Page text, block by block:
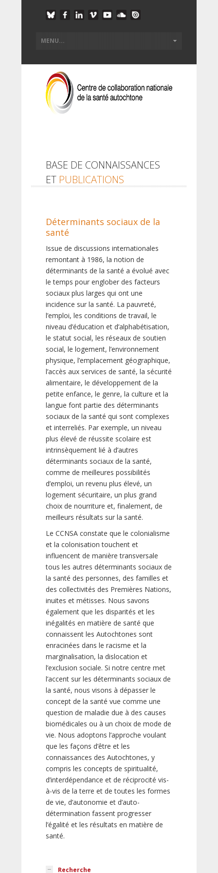
BASE DE CONNAISSANCES
ET PUBLICATIONS
Déterminants sociaux de la
santé
Issue de discussions internationales
remontant à 1986, la notion de
déterminants de la santé a évolué avec
le temps pour englober des facteurs
sociaux plus larges qui ont une
incidence sur la santé. La pauvreté,
l’emploi, les conditions de travail, le
niveau d’éducation et d’alphabétisation,
le statut social, les réseaux de soutien
social, le logement, l’environnement
physique, l’emplacement géographique,
l’accès aux services de santé, la sécurité
alimentaire, le développement de la
petite enfance, le genre, la culture et la
langue font partie des déterminants
sociaux de la santé qui sont complexes
et interreliés. Par exemple, un niveau
plus élevé de réussite scolaire est
intrinsèquement lié à d’autres
déterminants sociaux de la santé,
comme de meilleures possibilités
d’emploi, un revenu plus élevé, un
logement sécuritaire, un plus grand
choix de nourriture et, finalement, de
meilleurs résultats sur la santé.
Le CCNSA constate que le colonialisme
et la colonisation touchent et
influencent de manière transversale
tous les autres déterminants sociaux de
la santé des personnes, des familles et
des collectivités des Premières Nations,
inuites et métisses. Nous savons
également que les disparités et les
inégalités en matière de santé que
connaissent les Autochtones sont
enracinées dans le racisme et la
marginalisation, la dislocation et
l’exclusion sociale. Si notre centre met
l’accent sur les déterminants sociaux de
la santé, nous visons à dépasser le
concept de la santé vue comme une
question de maladie due à des causes
biomédicales ou à un choix de mode de
vie. Nous adoptons l’approche voulant
que les façons d’être et les
connaissances des Autochtones, y
compris les concepts de spiritualité,
d’interdépendance et de réciprocité vis-
à-vis de la terre et de toutes les formes
de vie, d’autonomie et d’auto-
détermination fassent progresser
l’égalité et les résultats en matière de
santé.
Recherche